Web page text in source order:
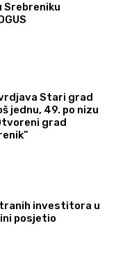
Srebreniku
Stari grad
jednu, 49. po nizu
grad
investitora u
posjetio